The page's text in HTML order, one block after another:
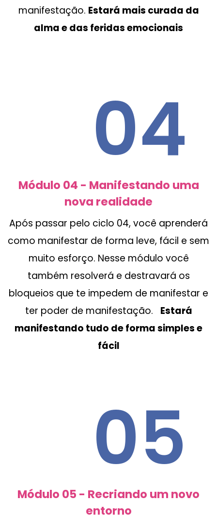
manifestação. Estará mais curada da
alma e das feridas emocionais
04
Módulo 04 - Manifestando uma
nova realidade
Após passar pelo ciclo 04, você aprenderá
como manifestar de forma leve, fácil e sem
muito esforço. Nesse módulo você
também resolverá e destravará os
bloqueios que te impedem de manifestar e
ter poder de manifestação. Estará
manifestando tudo de forma simples e
fácil
05
Módulo 05 - Recriando um novo
entorno